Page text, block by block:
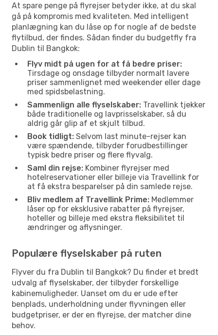
At spare penge på flyrejser betyder ikke, at du skal
gå på kompromis med kvaliteten. Med intelligent
planlægning kan du låse op for nogle af de bedste
flytilbud, der findes. Sådan finder du budgetfly fra
Dublin til Bangkok:
Flyv midt på ugen for at få bedre priser:
Tirsdage og onsdage tilbyder normalt lavere
priser sammenlignet med weekender eller dage
med spidsbelastning.
Sammenlign alle flyselskaber: Travellink tjekker
både traditionelle og lavprisselskaber, så du
aldrig går glip af et skjult tilbud.
Book tidligt: Selvom last minute-rejser kan
være spændende, tilbyder forudbestillinger
typisk bedre priser og flere flyvalg.
Saml din rejse: Kombiner flyrejser med
hotelreservationer eller billeje via Travellink for
at få ekstra besparelser på din samlede rejse.
Bliv medlem af Travellink Prime: Medlemmer
låser op for eksklusive rabatter på flyrejser,
hoteller og billeje med ekstra fleksibilitet til
ændringer og aflysninger.
Populære flyselskaber på ruten
Flyver du fra Dublin til Bangkok? Du finder et bredt
udvalg af flyselskaber, der tilbyder forskellige
kabinemuligheder. Uanset om du er ude efter
benplads, underholdning under flyvningen eller
budgetpriser, er der en flyrejse, der matcher dine
behov.